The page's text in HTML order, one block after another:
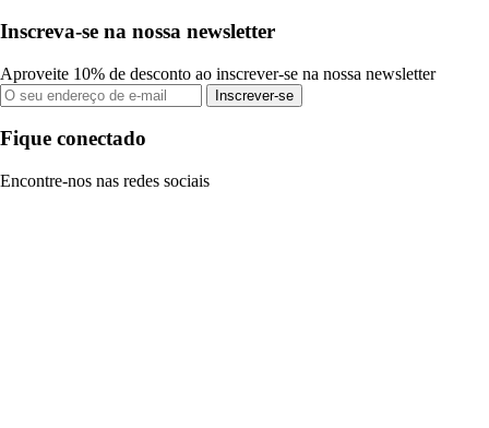
Inscreva-se na nossa newsletter
Aproveite 10% de desconto ao inscrever-se na nossa newsletter
Inscrever-se
Fique conectado
Encontre-nos nas redes sociais